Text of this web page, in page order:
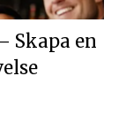
Skapa en